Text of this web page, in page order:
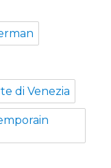
di Venezia